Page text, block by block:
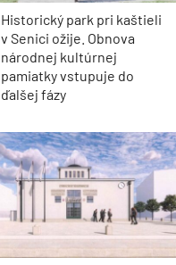
Historický park pri kaštieli
v Senici ožije. Obnova
národnej kultúrnej
pamiatky vstupuje do
ďalšej fázy